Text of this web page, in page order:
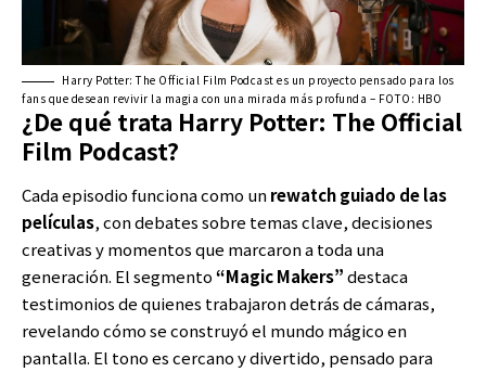
Harry Potter: The Official Film Podcast es un proyecto pensado para los
fans que desean revivir la magia con una mirada más profunda – FOTO: HBO
¿De qué trata Harry Potter: The Official
Film Podcast?
Cada episodio funciona como unrewatch guiado de las
películas, con debates sobre temas clave, decisiones
creativas y momentos que marcaron a toda una
generación. El segmento“Magic Makers”destaca
testimonios de quienes trabajaron detrás de cámaras,
revelando cómo se construyó el mundo mágico en
pantalla. El tono es cercano y divertido, pensado para